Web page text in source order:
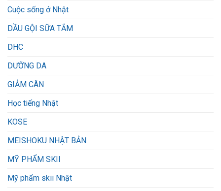
Cuộc sống ở Nhật
DẦU GỘI SỮA TẮM
DHC
DƯỠNG DA
GIẢM CÂN
Học tiếng Nhật
KOSE
MEISHOKU NHẬT BẢN
MỸ PHẨM SKII
Mỹ phẩm skii Nhật